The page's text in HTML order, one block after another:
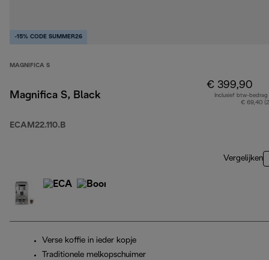
-15% CODE SUMMER26
MAGNIFICA S
Magnifica S, Black
ECAM22.110.B
€ 399,90
Inclusief btw-bedrag
€ 69,40
Vergelijken
Verse koffie in ieder kopje
Traditionele melkopschuimer